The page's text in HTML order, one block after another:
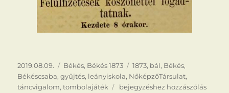
Közzétéve
2019.08.09. Kategória
Békés, Békés 1873 Címke
1873, bál, Békés,
Békéscsaba,gyűjtés, leányiskola, NőképzőTársulat,
táncvigalom,tombolajáték
Táncestély
bejegyzéshez hozzászólás